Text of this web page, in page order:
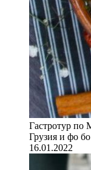
Гастротур по
Грузия и фо бо
16.01.2022